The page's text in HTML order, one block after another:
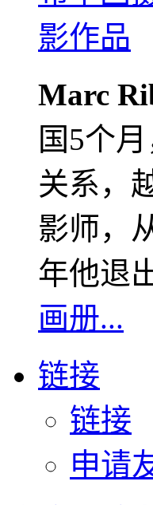
Marc
国5个
关系，
影师，
年他退
画册...
链接
链接
申请